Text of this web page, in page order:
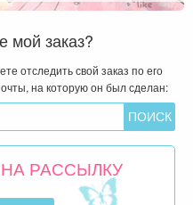
мой заказ?
отследить свой заказ по его
на которую он был сделан:
РАССЫЛКУ